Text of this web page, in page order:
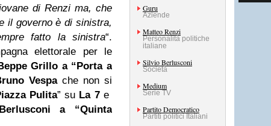
di Renzi ma, che
il governo è di sinistra,
fatto la sinistra“.
elettorale per le
Grillo a “Porta a
Vespache non si
Pulita” su La 7e
a “Quinta
Guru
Aziende
Matteo Renzi
Personalità politiche
italiane
Silvio Berlusconi
Società
Medium
Serie TV
Partito Democratico
Partiti politici Italiani